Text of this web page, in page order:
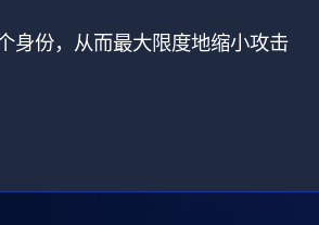
身份，从而最大限度地缩小攻击